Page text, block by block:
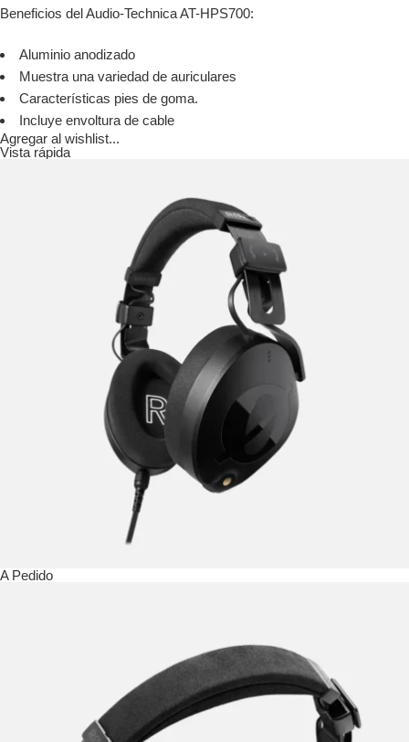
Beneficios del Audio-Technica AT-HPS700:
Aluminio anodizado
Muestra una variedad de auriculares
Características pies de goma.
Incluye envoltura de cable
Agregar al wishlist...
Vista rápida
A Pedido